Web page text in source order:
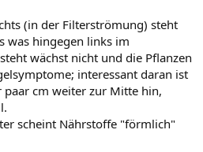
(in der Filterströmung) steht
was hingegen links im
wächst nicht und die Pflanzen
interessant daran ist
paar cm weiter zur Mitte hin,
scheint Nährstoffe "förmlich"